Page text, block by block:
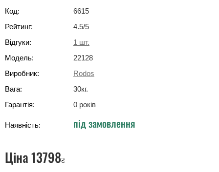
Код:
6615
Рейтинг:
4.5/5
Відгуки:
1 шт.
Модель:
22128
Виробник:
Rodos
Вага:
30кг.
Гарантія:
0 років
Наявність: під замовлення
Ціна13798₴